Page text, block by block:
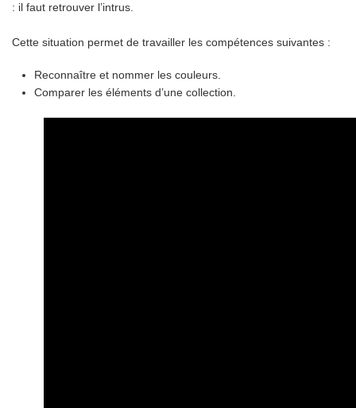
: il faut retrouver l’intrus.
Cette situation permet de travailler les compétences suivantes :
Reconnaître et nommer les couleurs.
Comparer les éléments d’une collection.